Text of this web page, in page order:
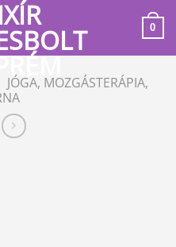
0
JÓGA, MOZGÁSTERÁPIA,